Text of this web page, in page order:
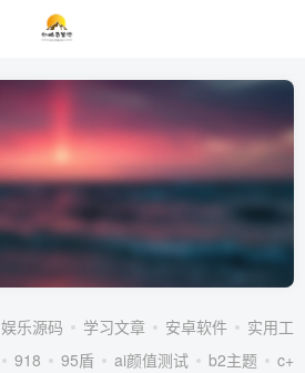
娱乐源码 学习文章 安卓软件
实用工
918 95盾 ai颜值测试 b2主题
c++